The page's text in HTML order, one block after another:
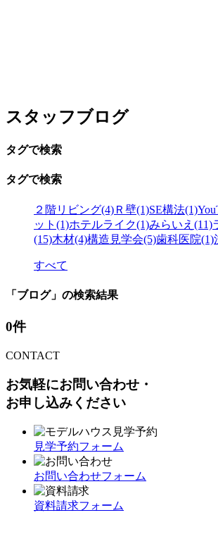
スタッフブログ
タグで検索
タグで検索
２階リビング(4) Ｒ壁(1)SE構法(1)
ット(1)ホテルライク(1)みらいえ(11)
(15)木材(4)構造見学会(5)歯科医院(1)
すべて
「ブログ」の検索結果
0件
CONTACT
お気軽にお問い合わせ・
お申し込みください
見学予約フォーム
お問い合わせフォーム
資料請求フォーム